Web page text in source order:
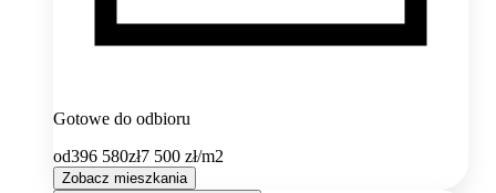
Gotowe do odbioru
od396 580zł7 500 zł/m2
Zobacz mieszkania